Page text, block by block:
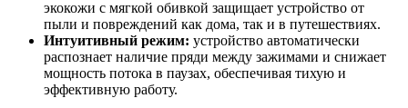
экокожи с мягкой обивкой защищает устройство от
пыли и повреждений как дома, так и в путешествиях.
Интуитивный режим: устройство автоматически
распознает наличие пряди между зажимами и снижает
мощность потока в паузах, обеспечивая тихую и
эффективную работу.